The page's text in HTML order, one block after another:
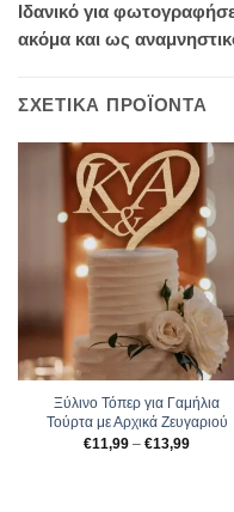
Ιδανικό για
ακόμα και ως
ΣΧΕΤΙΚΆ ΠΡΟΪΌΝΤΑ
Ξύλινο Τόπερ για Γαμήλια
Τούρτα με Αρχικά Ζευγαριού
€11,99 – €13,99Price